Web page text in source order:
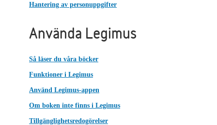
Hantering av personuppgifter
Använda Legimus
Så läser du våra böcker
Funktioner i Legimus
Använd Legimus-appen
Om boken inte finns i Legimus
Tillgänglighetsredogörelser